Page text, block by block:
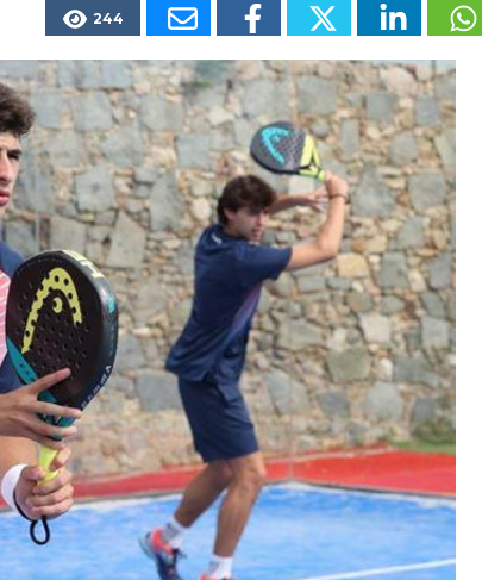
244